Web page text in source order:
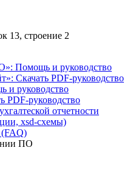
13, строение 2
Помощь и руководство
Скачать PDF-руководство
и руководство
PDF-руководство
отчетности
xsd-схемы)
(FAQ)
ПО